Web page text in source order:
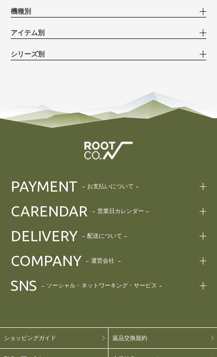
機種別
アイテム別
シリーズ別
PAYMENT お支払いについて
CARENDAR 営業日カレンダー
DELIVERY 配送について
COMPANY 運営会社
SNS ソーシャル・ネットワーキング・サービス
ショッピングガイド 返品交換規約